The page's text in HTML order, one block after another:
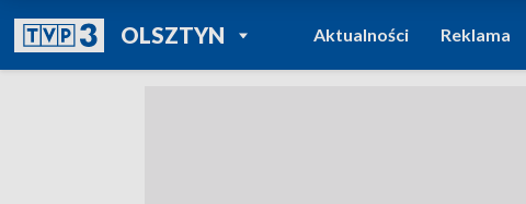
OLSZTYNPOWRÓT DO
TVP REGIONY
Aktualności Reklama